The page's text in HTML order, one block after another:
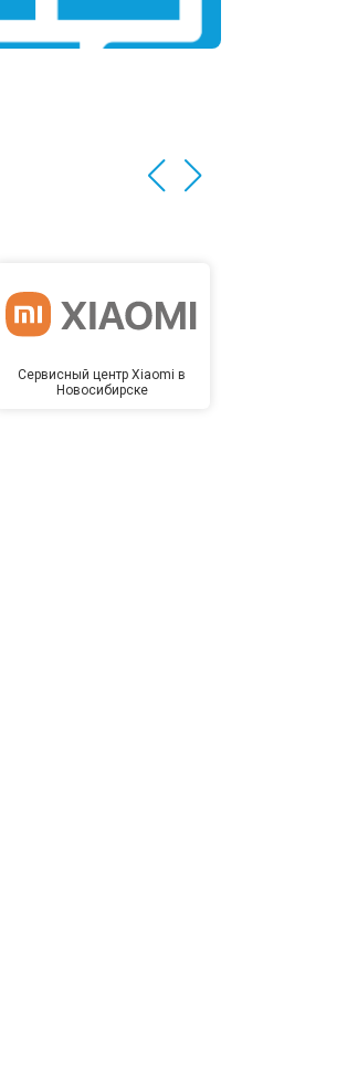
Сервисный центр Xiaomi в
Новосибирске